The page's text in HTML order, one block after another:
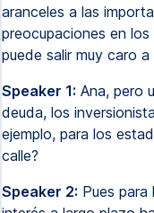
aranceles a las
preocupaciones en
puede salir muy caro
Speaker 1: Ana, pero
deuda, los
ejemplo, para los
calle?
Speaker 2: Pues